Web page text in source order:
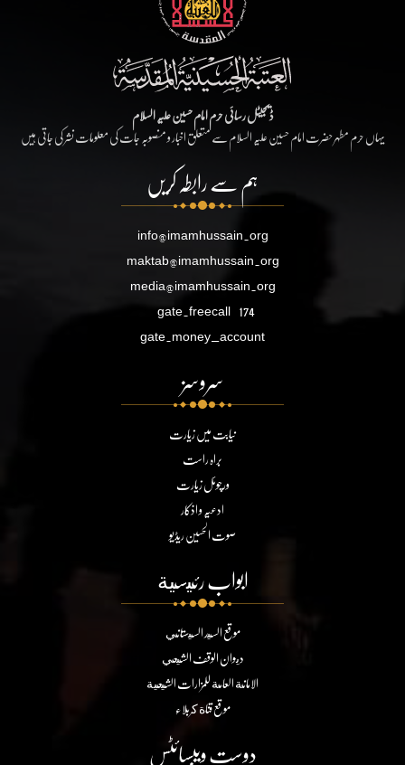
ڈیجیٹل رسائی حرم امام حسین علیہ السلام
یہاں حرم مطہر حضرت امام حسین علیہ السلام سے متعلق اخبار و منصوبہ جات کی معلومات نشر کی جاتی ہیں
ہم سے رابطہ کریں
info@imamhussain.org
maktab@imamhussain.org
media@imamhussain.org
gate.freecall 174
gate.money_account
سروسز
نیابت میں زیارت
براہ راست
ورچوئل زیارت
ادعیہ و اذکار
صوت الحسین ریڈیو
ابواب رئيسية
موقع السيد السيستاني
ديوان الوقف الشيعي
الامانة العامة للمزارات الشيعية
موقع قناة كربلاء
دوست ویبسائٹس